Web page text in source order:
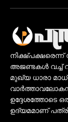
നിക്ഷ്പക്ഷരെന്ന്
അജണ്ടകൾ വച്ച്
മുഖ്യ ധാരാ
ഉദ്ദേശത്തോടെ
ഉദ്യമമാണ്